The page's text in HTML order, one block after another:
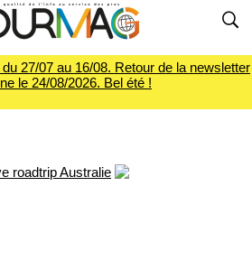
27/07 au 16/08. Retour de la newsletter
le 24/08/2026. Bel été !